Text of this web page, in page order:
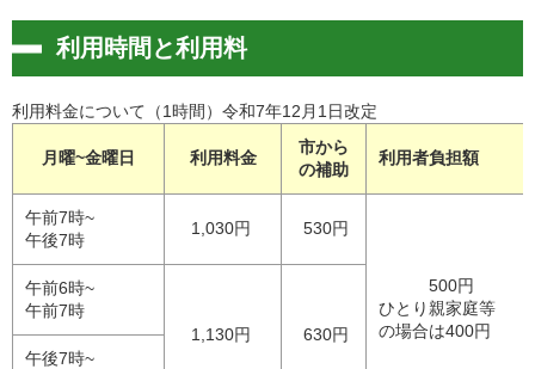
利用時間と利用料
月曜~金曜日 利用料金
市から
の補助
利用者負担額
午前7時~
午後7時
1,030円 530円
500円
ひとり親家庭等
の場合は400円
午前6時~
午前7時
1,130円
630円
午後7時~
利用料金について（1時間）令和7年12月1日改定